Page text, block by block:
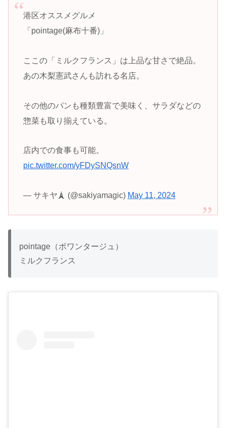
港区オススメグルメ
「pointage(麻布十番)」
ここの「ミルクフランス」は上品な甘さで絶品。
あの木梨憲武さんも訪れる名店。
その他のパンも種類豊富で美味く、サラダなどの
惣菜も取り揃えている。
店内での食事も可能。
pic.twitter.com/yFDySNQsnW
— サキヤ🗼 (@sakiyamagic) May 11, 2024
pointage（ポワンタージュ）
ミルクフランス